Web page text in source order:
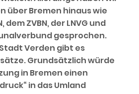
über Bremen hinaus wie
dem ZVBN, der LNVG und
gesprochen.
Verden gibt es
Grundsätzlich würde
in Bremen einen
in das Umland